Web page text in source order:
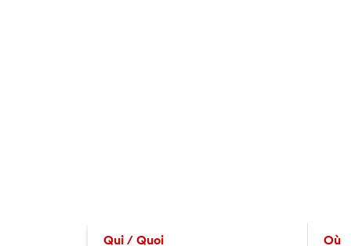
Qui / Quoi Où